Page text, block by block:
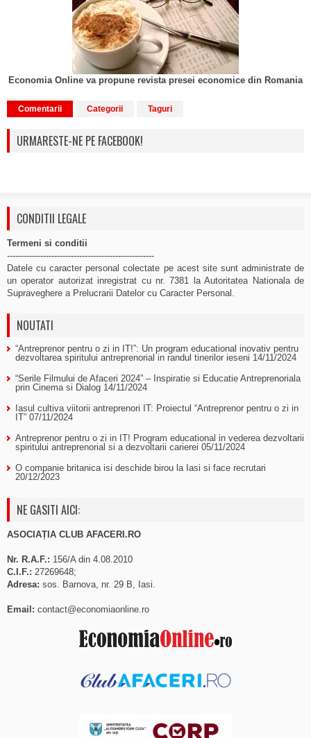
Economia Online va propune revista presei economice din Romania
Comentarii Categorii Taguri
URMARESTE-NE PE FACEBOOK!
CONDITII LEGALE
Termeni si conditii
-----------------------------------------------------
Datele cu caracter personal colectate pe acest site sunt administrate de
un operator autorizat inregistrat cu nr. 7381 la Autoritatea Nationala de
Supraveghere a Prelucrarii Datelor cu Caracter Personal.
NOUTATI
“Antreprenor pentru o zi in IT!”: Un program educational inovativ pentru
dezvoltarea spiritului antreprenorial in randul tinerilor ieseni 14/11/2024
“Serile Filmului de Afaceri 2024” – Inspiratie si Educatie Antreprenoriala
prin Cinema si Dialog 14/11/2024
Iasul cultiva viitorii antreprenori IT: Proiectul “Antreprenor pentru o zi in
IT” 07/11/2024
Antreprenor pentru o zi in IT! Program educational in vederea dezvoltarii
spiritului antreprenorial si a dezvoltarii carierei 05/11/2024
O companie britanica isi deschide birou la Iasi si face recrutari
20/12/2023
NE GASITI AICI:
ASOCIAȚIA CLUB AFACERI.RO
Nr. R.A.F.: 156/A din 4.08.2010
C.I.F.: 27269648;
Adresa: sos. Barnova, nr. 29 B, Iasi.
Email: contact@economiaonline.ro